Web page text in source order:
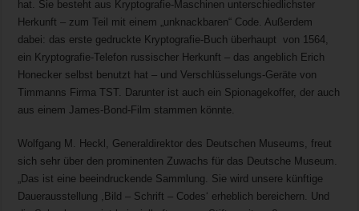
hat. Sie besteht aus Kryptografie-Maschinen unterschiedlichster
Herkunft – zum Teil mit einem „unknackbaren“ Code. Außerdem
dabei: das erste gedruckte Kryptografie-Buch überhaupt von 1564,
ein Kryptografie-Telefon russischer Herkunft – das angeblich Erich
Honecker selbst benutzt hat – und Verschlüsselungs-Geräte von
Timmanns Firma TST. Darunter ist auch ein Spionagekoffer, der auch
aus einem James-Bond-Film stammen könnte.
Wolfgang M. Heckl, Generaldirektor des Deutschen Museums, freut
sich sehr über den prominenten Zuwachs für das Deutsche Museum.
„Das ist eine beeindruckende Sammlung. Sie wird unsere künftige
Dauerausstellung ,Bild – Schrift – Codes‘ erheblich bereichern. Und